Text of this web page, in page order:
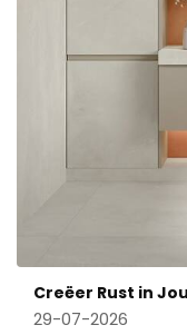
Creëer Rust in
29-07-2026